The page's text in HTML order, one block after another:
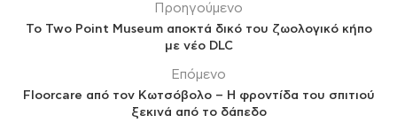
Προηγούμενο
Το Two Point Museum αποκτά δικό του ζωολογικό κήπο
με νέο DLC
Επόμενο
Floorcare από τον Κωτσόβολο – Η φροντίδα του σπιτιού
ξεκινά από το δάπεδο